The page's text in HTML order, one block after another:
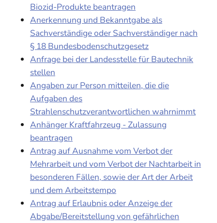
Biozid-Produkte beantragen
Anerkennung und Bekanntgabe als
Sachverständige oder Sachverständiger nach
§ 18 Bundesbodenschutzgesetz
Anfrage bei der Landesstelle für Bautechnik
stellen
Angaben zur Person mitteilen, die die
Aufgaben des
Strahlenschutzverantwortlichen wahrnimmt
Anhänger Kraftfahrzeug - Zulassung
beantragen
Antrag auf Ausnahme vom Verbot der
Mehrarbeit und vom Verbot der Nachtarbeit in
besonderen Fällen, sowie der Art der Arbeit
und dem Arbeitstempo
Antrag auf Erlaubnis oder Anzeige der
Abgabe/Bereitstellung von gefährlichen